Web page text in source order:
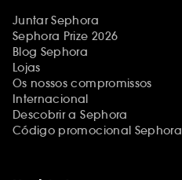
Juntar Sephora
Sephora Prize 2026
Blog Sephora
Lojas
Os nossos compromissos
Internacional
Descobrir a Sephora
Código promocional Sephora